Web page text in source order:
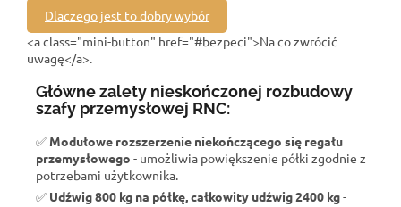
Dlaczego jest to dobry wybór
<a class="mini-button" href="#bezpeci">Na co zwrócić
uwagę</a>.
Główne zalety nieskończonej rozbudowy
szafy przemysłowej RNC:
✅ Modułowe rozszerzenie niekończącego się regału
przemysłowego - umożliwia powiększenie półki zgodnie z
potrzebami użytkownika.
✅ Udźwig 800 kg na półkę, całkowity udźwig 2400 kg-